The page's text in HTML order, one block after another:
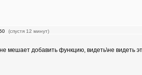
(спустя 12 минут)
мешает добавить функцию, видеть\не видеть